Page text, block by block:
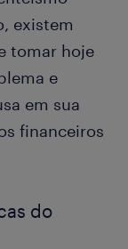
existem
tomar hoje
e
em sua
financeiros
do